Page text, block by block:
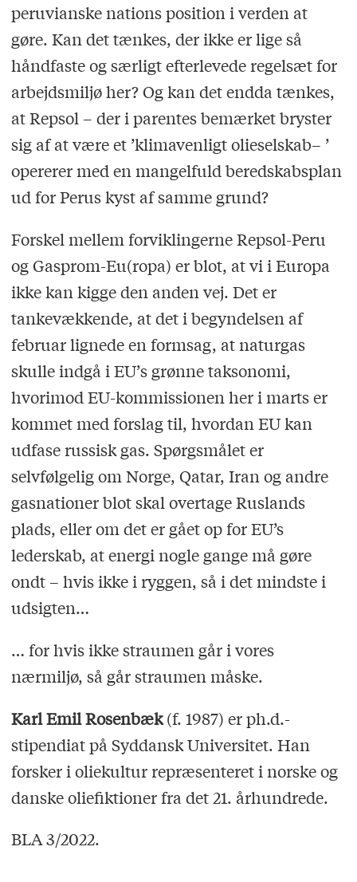
peruvianske nations position i verden at
gøre. Kan det tænkes, der ikke er lige så
håndfaste og særligt efterlevede regelsæt for
arbejdsmiljø her? Og kan det endda tænkes,
at Repsol – der i parentes bemærket bryster
sig af at være et ’klimavenligt olieselskab’ –
opererer med en mangelfuld beredskabsplan
ud for Perus kyst af samme grund?
Forskel mellem forviklingerne Repsol-Peru
og Gasprom-Eu(ropa) er blot, at vi i Europa
ikke kan kigge den anden vej. Det er
tankevækkende, at det i begyndelsen af
februar lignede en formsag, at naturgas
skulle indgå i EU’s grønne taksonomi,
hvorimod EU-kommissionen her i marts er
kommet med forslag til, hvordan EU kan
udfase russisk gas. Spørgsmålet er
selvfølgelig om Norge, Qatar, Iran og andre
gasnationer blot skal overtage Ruslands
plads, eller om det er gået op for EU’s
lederskab, at energi nogle gange må gøre
ondt – hvis ikke i ryggen, så i det mindste i
udsigten…
… for hvis ikke straumen går i vores
nærmiljø, så går straumen måske.
Karl Emil Rosenbæk(f. 1987) er ph.d.-
stipendiat på Syddansk Universitet. Han
forsker i oliekultur repræsenteret i norske og
danske oliefiktioner fra det 21. århundrede.
BLA 3/2022.